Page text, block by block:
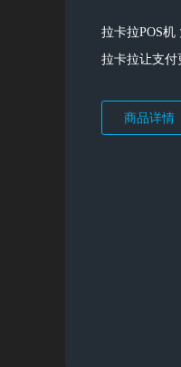
拉卡拉POS机
拉卡拉让支付
商品详情